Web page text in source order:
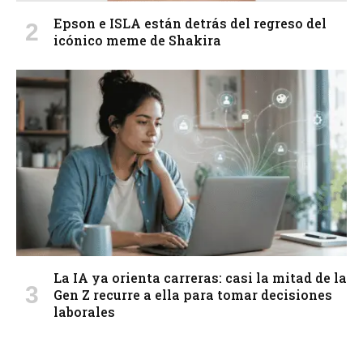
Epson e ISLA están detrás del regreso del
icónico meme de Shakira
La IA ya orienta carreras: casi la mitad de la
Gen Z recurre a ella para tomar decisiones
laborales